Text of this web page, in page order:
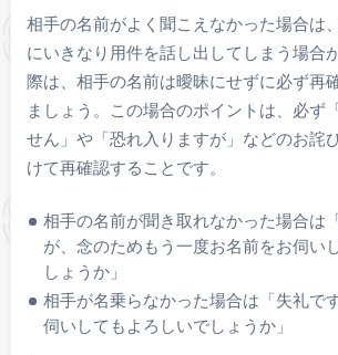
相手の名前がよく聞こえなかった場合は
にいきなり用件を話し出してしまう場合
際は、相手の名前は曖昧にせずに必ず再
ましょう。この場合のポイントは、必ず
せん」や「恐れ入りますが」などのお詫
けて再確認することです。
相手の名前が聞き取れなかった場合は
が、念のためもう一度お名前をお伺い
しょうか」
相手が名乗らなかった場合は「失礼で
伺いしてもよろしいでしょうか」